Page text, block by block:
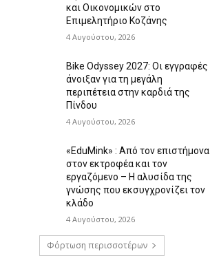
και Οικονομικών στο
Επιμελητήριο Κοζάνης
4 Αυγούστου, 2026
Bike Odyssey 2027: Οι εγγραφές
άνοιξαν για τη μεγάλη
περιπέτεια στην καρδιά της
Πίνδου
4 Αυγούστου, 2026
«EduMink» : Από τον επιστήμονα
στον εκτροφέα και τον
εργαζόμενο – Η αλυσίδα της
γνώσης που εκσυγχρονίζει τον
κλάδο
4 Αυγούστου, 2026
Φόρτωση περισσοτέρων